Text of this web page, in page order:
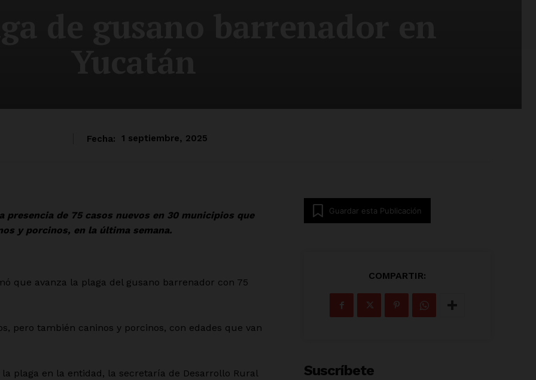
Fecha: 1 septiembre, 2025
de 75 casos nuevos en 30 municipios que
y porcinos, en la última semana.
que avanza la plaga del gusano barrenador con 75
pero también caninos y porcinos, con edades que van
plaga en la entidad, la secretaría de Desarrollo Rural
Guardar esta Publicación
COMPARTIR:
Suscríbete